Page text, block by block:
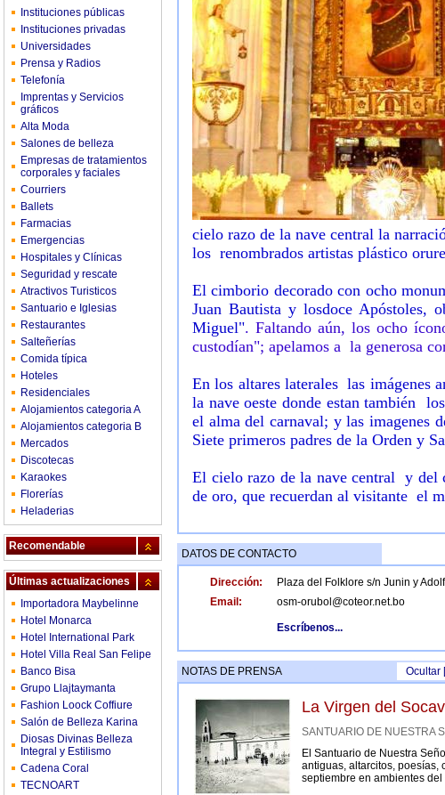
Instituciones públicas
Instituciones privadas
Universidades
Prensa y Radios
Telefonía
Imprentas y Servicios
gráficos
Alta Moda
Salones de belleza
Empresas de tratamientos
corporales y faciales
Courriers
Ballets
Farmacias
Emergencias
Hospitales y Clínicas
Seguridad y rescate
Atractivos Turisticos
Santuario e Iglesias
Restaurantes
Salteñerías
Comida típica
Hoteles
Residenciales
Alojamientos categoria A
Alojamientos categoria B
Mercados
Discotecas
Karaokes
Florerías
Heladerias
Recomendable
Últimas actualizaciones
Importadora Maybelinne
Hotel Monarca
Hotel International Park
Hotel Villa Real San Felipe
Banco Bisa
Grupo Llajtaymanta
Fashion Loock Coffiure
Salón de Belleza Karina
Diosas Divinas Belleza
Integral y Estilismo
Cadena Coral
TECNOART
cielo razo de la nave central la
los renombrados artistas plástico
El cimborio decorado con ocho
Juan Bautista y losdoce Apóstoles,
Miguel". Faltando aún, los ocho
custodían"; apelamos a la generosa
En los altares laterales las imágenes
la nave oeste donde estan también
el alma del carnaval; y las imagenes
Siete primeros padres de la Orden y
El cielo razo de la nave central y del
de oro, que recuerdan al visitante el
DATOS DE CONTACTO
Dirección: Plaza del Folklore s/n Junin y
Email:
osm-orubol@coteor.net.bo
Escríbenos...
NOTAS DE PRENSA Ocultar
La Virgen del
SANTUARIO DE NUESTRA
El Santuario de Nuestra
antiguas, altarcitos, poesías,
septiembre en ambientes